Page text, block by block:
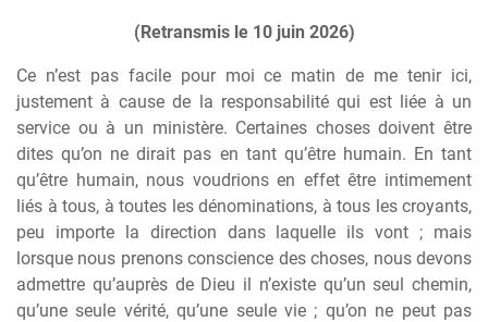
(Retransmis le 10 juin 2026)
Ce n’est pas facile pour moi ce matin de me tenir ici,
justement à cause de la responsabilité qui est liée à un
service ou à un ministère. Certaines choses doivent être
dites qu’on ne dirait pas en tant qu’être humain. En tant
qu’être humain, nous voudrions en effet être intimement
liés à tous, à toutes les dénominations, à tous les croyants,
peu importe la direction dans laquelle ils vont ; mais
lorsque nous prenons conscience des choses, nous devons
admettre qu’auprès de Dieu il n’existe qu’un seul chemin,
qu’une seule vérité, qu’une seule vie ; qu’on ne peut pas